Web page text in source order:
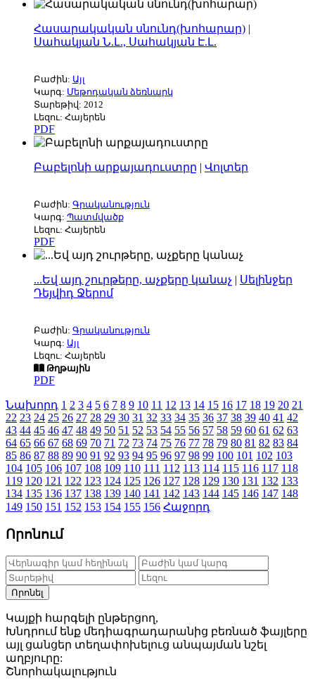
Հասարակական սնունդ(խոհարար) |
Սահակյան Ն.Լ., Սահակյան Է.Լ.
Բաժին: Այլ
Կարգ: Մեթոդական ձեռնարկ
Տարեթիվ: 2012
Լեզու: Հայերեն
PDF
Բաբելոնի արքայադուստրը | Վոլտեր
Բաժին: Գրականություն
Կարգ: Պատմվածք
Լեզու: Հայերեն
PDF
...Եվ այդ շուրթերը, աչքերը կանաչ | Սելինջեր
Դեյվիդ Ջերոմ
Բաժին: Գրականություն
Կարգ: Այլ
Լեզու: Հայերեն
Թղթային
PDF
Նախորդ 1 2 3 4 5 6 7 8 9 10 11 12 13 14 15 16 17 18 19 20 21
22 23 24 25 26 27 28 29 30 31 32 33 34 35 36 37 38 39 40 41 42
43 44 45 46 47 48 49 50 51 52 53 54 55 56 57 58 59 60 61 62 63
64 65 66 67 68 69 70 71 72 73 74 75 76 77 78 79 80 81 82 83 84
85 86 87 88 89 90 91 92 93 94 95 96 97 98 99 100 101 102 103
104 105 106 107 108 109 110 111 112 113 114 115 116 117 118
119 120 121 122 123 124 125 126 127 128 129 130 131 132 133
134 135 136 137 138 139 140 141 142 143 144 145 146 147 148
149 150 151 152 153 154 155 156 Հաջորդ
Որոնում
Որոնել
Կայքի հարգելի ընթերցող,
Խնդրում ենք մեդիագրադարանից բեռնած ֆայլերը
այլ ցանցեր տեղափոխելուց անպայման նշել
աղբյուրը:
Շնորհակալություն